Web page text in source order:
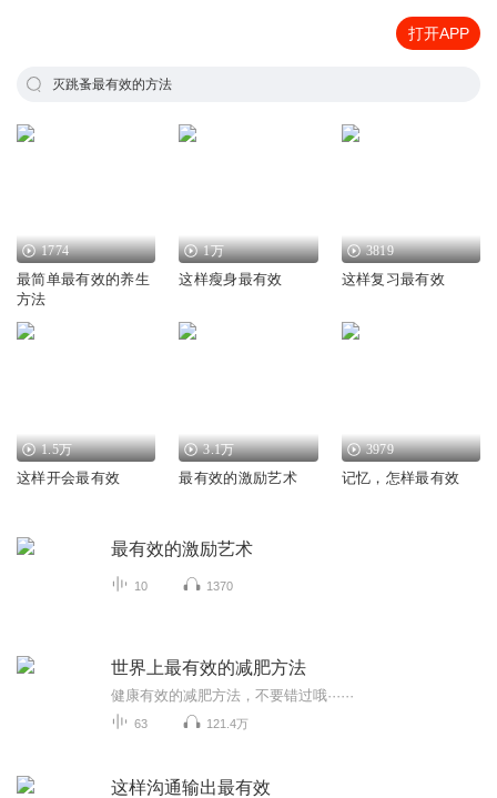
打开APP
灭跳蚤最有效的方法
1774
最简单最有效的养生
方法
1万
这样瘦身最有效
3819
这样复习最有效
1.5万
这样开会最有效
3.1万
最有效的激励艺术
3979
记忆，怎样最有效
最有效的激励艺术
10 1370
世界上最有效的减肥方法
健康有效的减肥方法，不要错过哦······
63 121.4万
这样沟通输出最有效